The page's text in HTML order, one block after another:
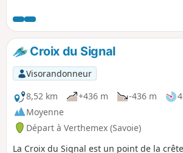
puis gravit la crête du Montfred en hors
revenir par un parcours forestier au
Prudence : le parcours de crêtes ne
difficulté technique mais longe
droite.
Croix du Signal
Visorandonneur
8,52 km
+436 m -436 m
Moyenne
Départ à Verthemex (Savoie)
La Croix du Signal est un point de la